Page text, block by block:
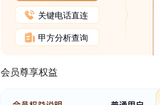
关键电话直连
甲方分析查询
会员尊享权益